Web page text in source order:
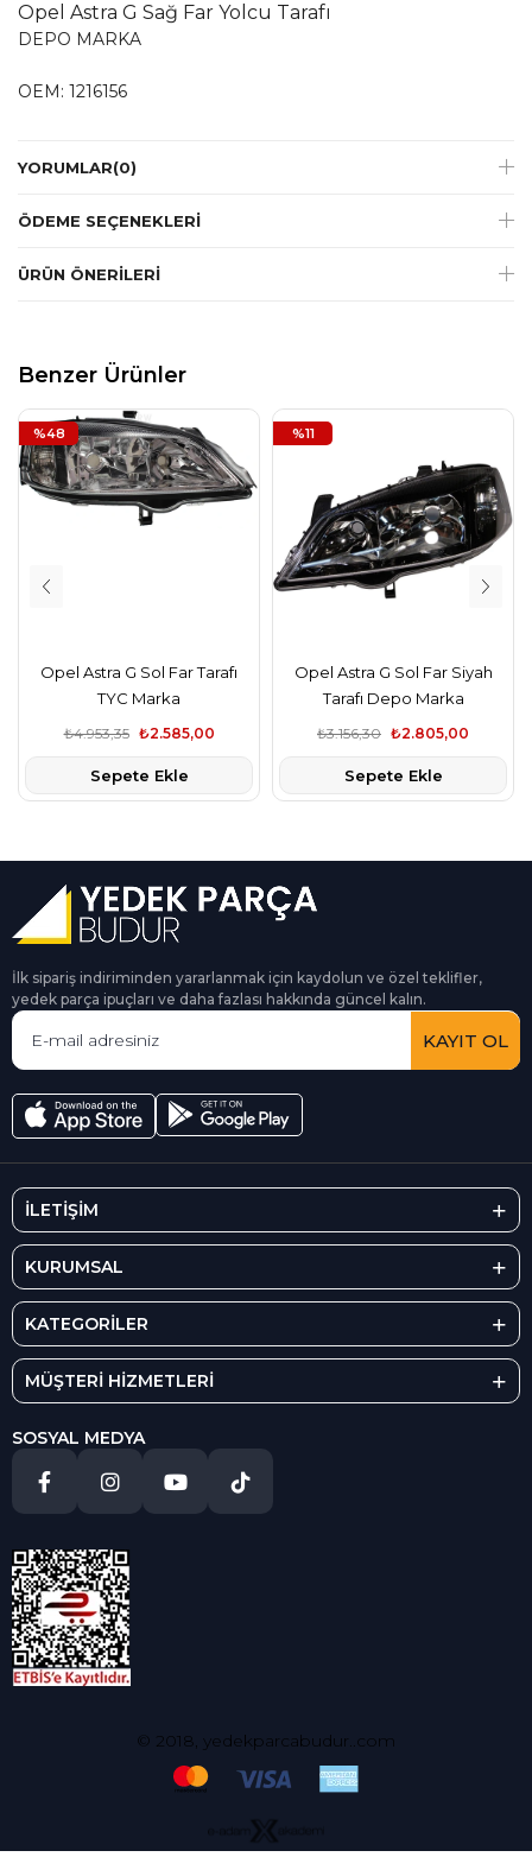
Opel Astra G Sağ Far Yolcu Tarafı
DEPO MARKA
OEM: 1216156
YORUMLAR(0)
ÖDEME SEÇENEKLERI
ÜRÜN ÖNERILERI
Benzer Ürünler
Opel Astra G Sol Far Tarafı
TYC Marka
₺2.585,00
₺4.953,35
Sepete Ekle
%48
Opel Astra G Sol Far Siyah
Tarafı Depo Marka
₺2.805,00
₺3.156,30
Sepete Ekle
%11
İlk sipariş indiriminden yararlanmak için kaydolun ve özel teklifler,
yedek parça ipuçları ve daha fazlası hakkında güncel kalın.
KAYIT OL
İLETİŞİM
KURUMSAL
KATEGORİLER
MÜŞTERİ HİZMETLERİ
SOSYAL MEDYA
© 2018, yedekparcabudur..com